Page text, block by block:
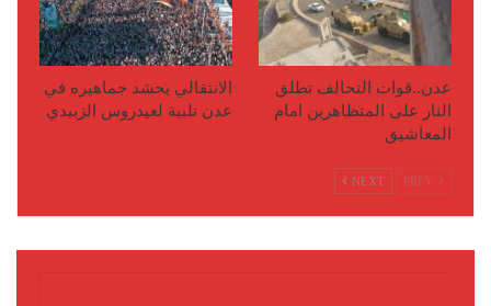
عدن..قوات التحالف تطلق
النار على المتظاهرين امام
المعاشيق
الانتقالي يحشد جماهيره في
عدن تلبية لعيدروس الزبيدي
NEXT